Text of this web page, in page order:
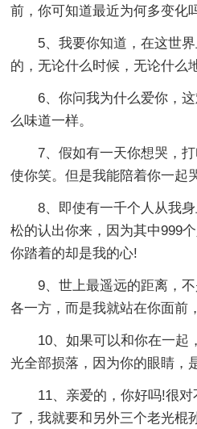
前，你可知道最近为何多变化
5、我要你知道，在这世界
的，无论什么时候，无论什么
6、你问我为什么爱你，这
么味道一样。
7、假如有一天你想哭，打
使你笑。但是我能陪着你一起
8、即使有一千个人从我身
松的认出你来，因为其中999
你踏着的却是我的心!
9、世上最遥远的距离，不
各一方，而是我就站在你面前
10、如果可以和你在一起
光全部损落，因为你的眼睛，
11、亲爱的，你好吗!很对
了，我就要和另外三个老光棍